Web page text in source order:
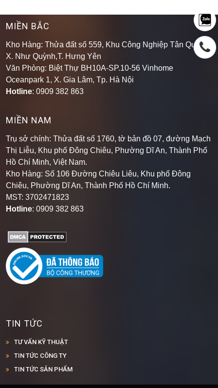
MIỀN BẮC
Kho Hàng: Thửa đất số 559, Khu Công Nghiệp Tân Quang,
X. Như Quỳnh,T. Hưng Yên
Văn Phòng: Biệt Thự BH10A-SP.10-56 Vinhome
Oceanpark 1, X. Gia Lâm, Tp. Hà Nội
Hotline: 0909 382 863
MIỀN NAM
Trụ sở chính: Thửa đất số 1760, tờ bản đồ 07, đường Mạch
Thị Liễu, Khu phố Đông Chiêu, Phường Dĩ An, Thành Phố
Hồ Chí Minh, Việt Nam.
Kho Hàng: Số 106 Đường Chiêu Liêu, Khu phố Đông
Chiêu, Phường Dĩ An, Thành Phố Hồ Chí Minh.
MST: 3702471823
Hotline: 0909 382 863
TIN TỨC
TƯ VẤN KỸ THUẬT
TIN TỨC CÔNG TY
TIN TỨC SẢN PHẨM